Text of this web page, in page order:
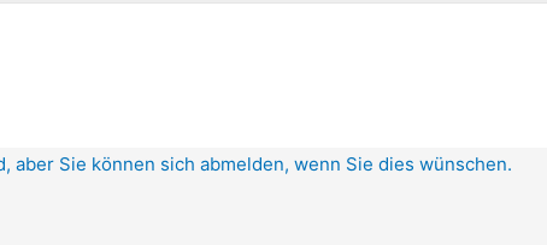
aber Sie können sich abmelden, wenn Sie dies wünschen.